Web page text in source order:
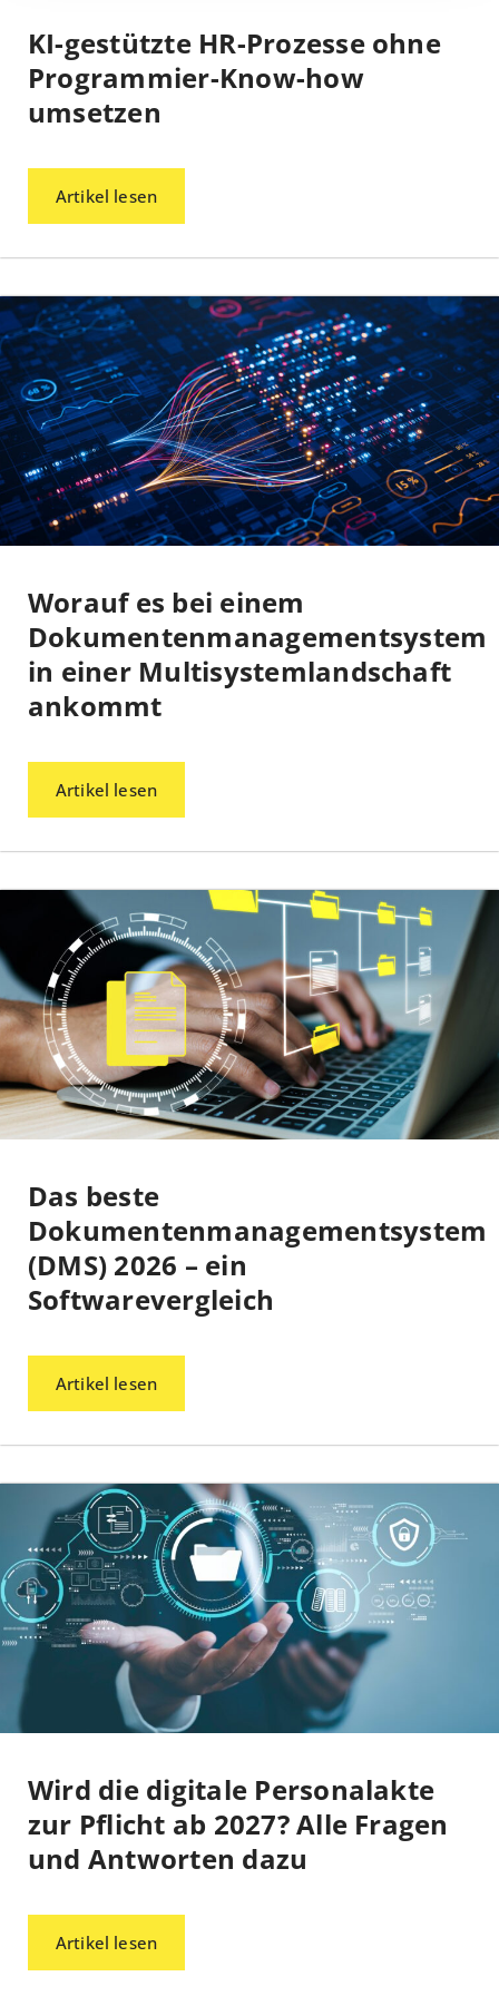
KI-gestützte HR-Prozesse ohne
Programmier-Know-how
umsetzen
Artikel lesen
Worauf es bei einem
Dokumentenmanagementsystem
in einer Multisystemlandschaft
ankommt
Artikel lesen
Das beste
Dokumentenmanagementsystem
(DMS) 2026 – ein
Softwarevergleich
Artikel lesen
Wird die digitale Personalakte
zur Pflicht ab 2027? Alle Fragen
und Antworten dazu
Artikel lesen